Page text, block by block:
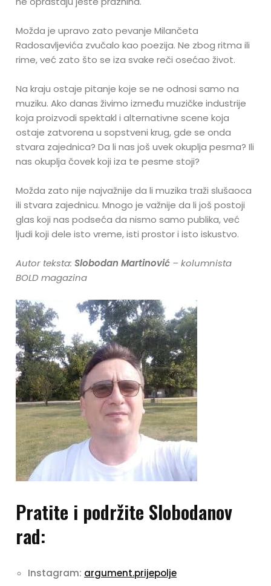
Možda je upravo zato pevanje Milančeta
Radosavljevića zvučalo kao poezija. Ne zbog ritma ili
rime, već zato što se iza svake reči osećao život.
Na kraju ostaje pitanje koje se ne odnosi samo na
muziku. Ako danas živimo između muzičke industrije
koja proizvodi spektakl i alternativne scene koja
ostaje zatvorena u sopstveni krug, gde se onda
stvara zajednica? Da li nas još uvek okuplja pesma? Ili
nas okuplja čovek koji iza te pesme stoji?
Možda zato nije najvažnije da li muzika traži slušaoca
ili stvara zajednicu. Mnogo je važnije da li još postoji
glas koji nas podseća da nismo samo publika, već
ljudi koji dele isto vreme, isti prostor i isto iskustvo.
Autor teksta:Slobodan Martinović – kolumnista
BOLD magazina
Pratite i podržite Slobodanov
rad:
Instagram: argument.prijepolje